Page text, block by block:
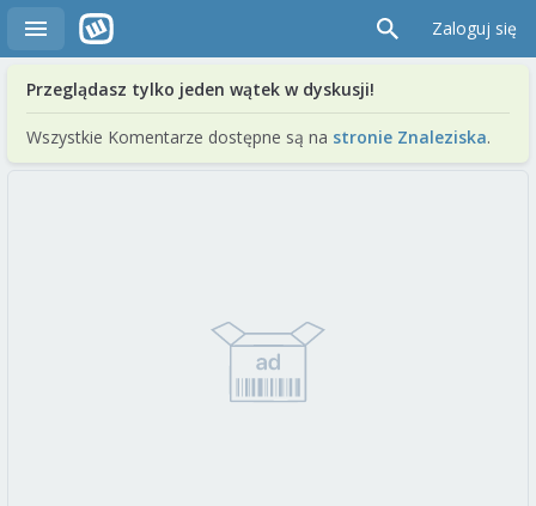
Zaloguj się
Przeglądasz tylko jeden wątek w dyskusji!
Wszystkie Komentarze dostępne są na stronie Znaleziska.